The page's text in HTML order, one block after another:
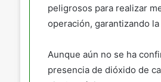
peligrosos para realizar
operación, garantizando
Aunque aún no se ha
presencia de dióxido de